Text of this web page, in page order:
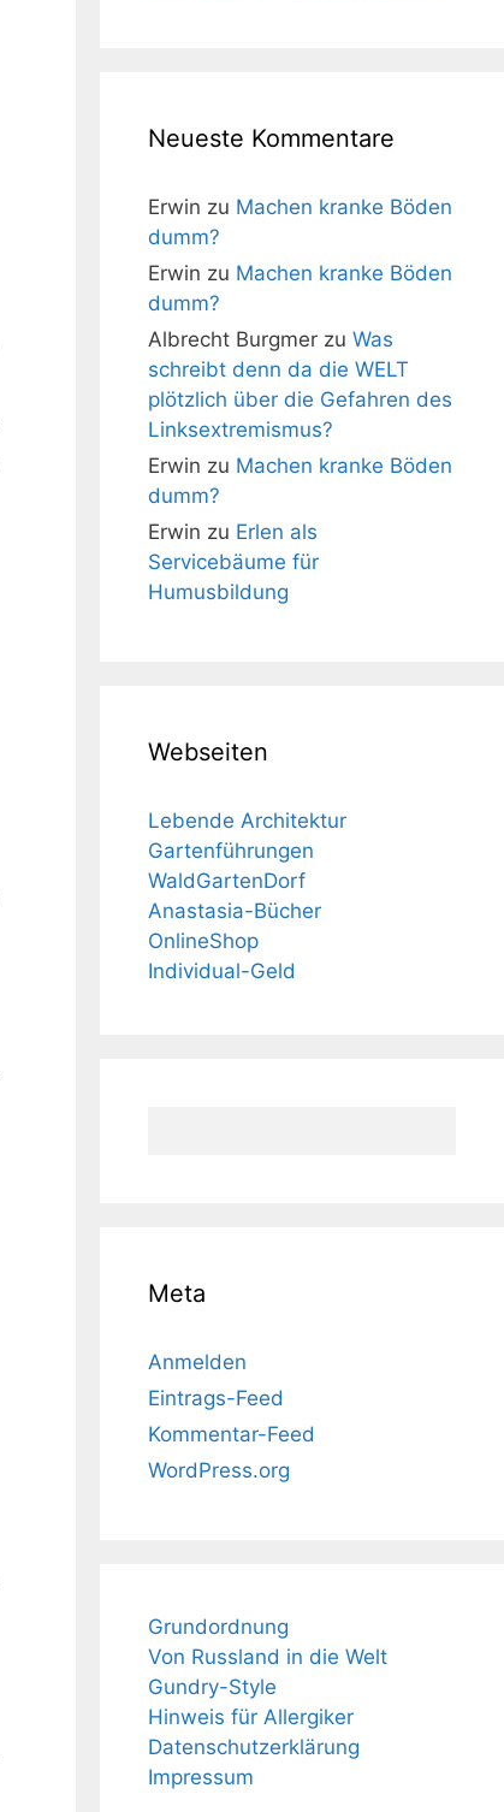
Neueste Kommentare
Erwin zu Machen kranke Böden
dumm?
Erwin zu Machen kranke Böden
dumm?
Albrecht Burgmer zu Was
schreibt denn da die WELT
plötzlich über die Gefahren des
Linksextremismus?
Erwin zu Machen kranke Böden
dumm?
Erwin zu Erlen als
Servicebäume für
Humusbildung
Webseiten
Lebende Architektur
Gartenführungen
WaldGartenDorf
Anastasia-Bücher
OnlineShop
Individual-Geld
Meta
Anmelden
Eintrags-Feed
Kommentar-Feed
WordPress.org
Grundordnung
Von Russland in die Welt
Gundry-Style
Hinweis für Allergiker
Datenschutzerklärung
Impressum